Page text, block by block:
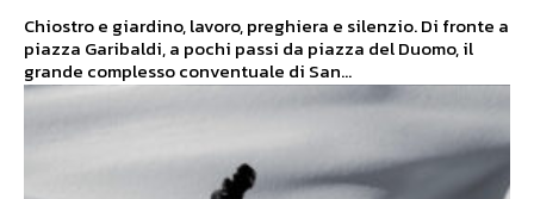
Chiostro e giardino, lavoro, preghiera e silenzio. Di fronte a
piazza Garibaldi, a pochi passi da piazza del Duomo, il
grande complesso conventuale di San...